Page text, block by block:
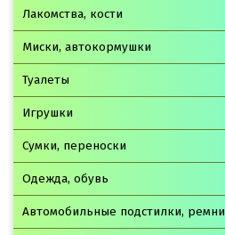
Лакомства, кости
Миски, автокормушки
Туалеты
Игрушки
Сумки, переноски
Одежда, обувь
Автомобильные подстилки, ремни